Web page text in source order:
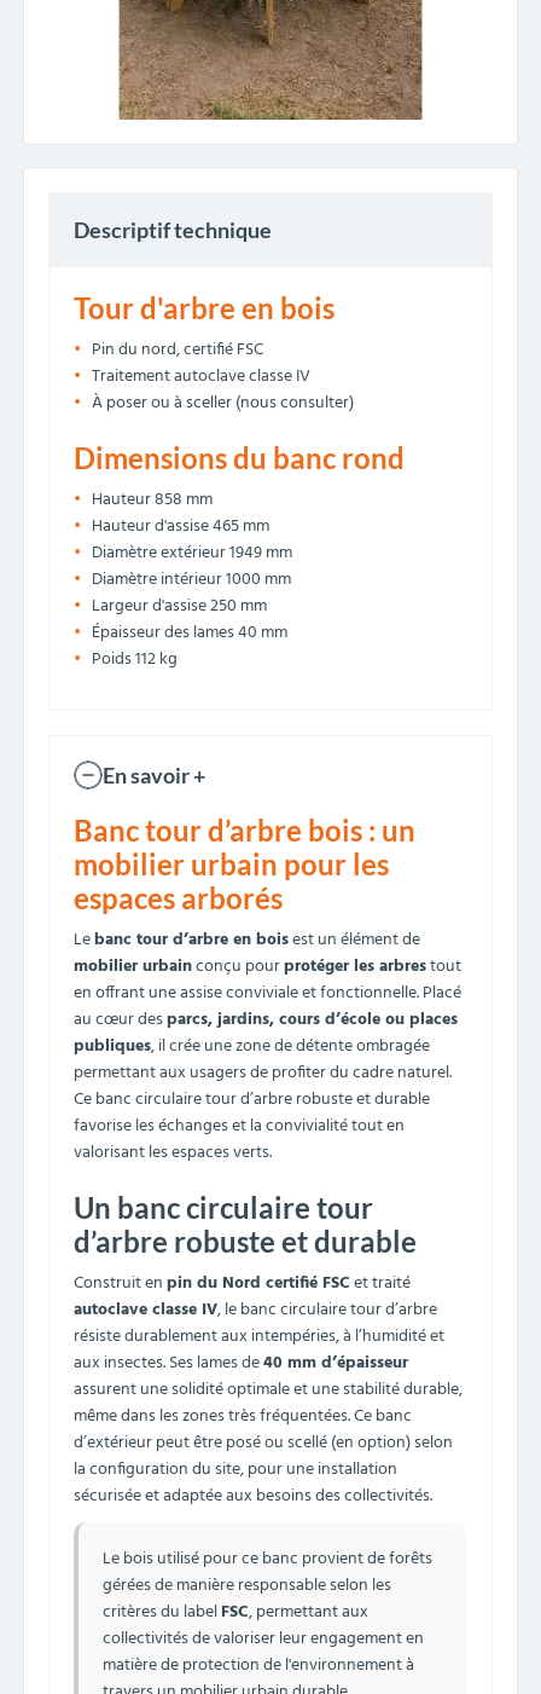
Descriptif technique
Tour d'arbre en bois
Pin du nord, certifié FSC
Traitement autoclave classe IV
À poser ou à sceller (nous consulter)
Dimensions du banc rond
Hauteur 858 mm
Hauteur d'assise 465 mm
Diamètre extérieur 1949 mm
Diamètre intérieur 1000 mm
Largeur d'assise 250 mm
Épaisseur des lames 40 mm
Poids 112 kg
En savoir +
Banc tour d’arbre bois : un
mobilier urbain pour les
espaces arborés
Lebanc tour d’arbre en boisest un élément de
mobilier urbainconçu pourprotéger les arbrestout
en offrant une assise conviviale et fonctionnelle. Placé
au cœur desparcs, jardins, cours d’école ou places
publiques, il crée une zone de détente ombragée
permettant aux usagers de profiter du cadre naturel.
Ce banc circulaire tour d’arbre robuste et durable
favorise les échanges et la convivialité tout en
valorisant les espaces verts.
Un banc circulaire tour
d’arbre robuste et durable
Construit enpin du Nord certifié FSCet traité
autoclave classe IV, le banc circulaire tour d’arbre
résiste durablement aux intempéries, à l’humidité et
aux insectes. Ses lames de40 mm d’épaisseur
assurent une solidité optimale et une stabilité durable,
même dans les zones très fréquentées. Ce banc
d’extérieur peut être posé ou scellé (en option) selon
la configuration du site, pour une installation
sécurisée et adaptée aux besoins des collectivités.
Le bois utilisé pour ce banc provient de forêts
gérées de manière responsable selon les
critères du labelFSC, permettant aux
collectivités de valoriser leur engagement en
matière de protection de l'environnement à